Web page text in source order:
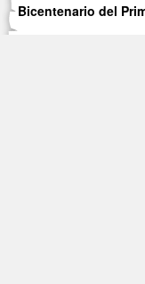
Bicentenario del